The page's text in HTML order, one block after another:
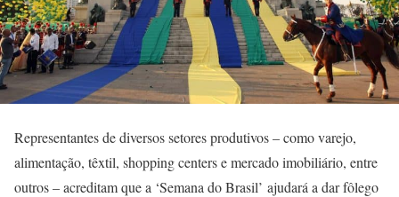
Representantes de diversos setores produtivos – como varejo,
alimentação, têxtil, shopping centers e mercado imobiliário, entre
outros – acreditam que a ‘Semana do Brasil’ ajudará a dar fôlego